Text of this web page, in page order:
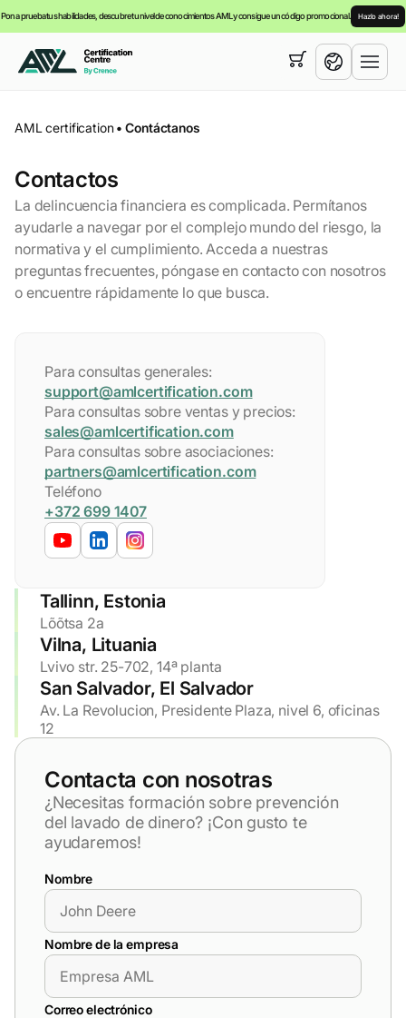
Pon a prueba tus habilidades, descubre tu nivel de conocimientos AML y consigue un código promocional. Hazlo ahora!
Su cesta está vacía,
puede consultar nuestra
AML certification•Contáctanos
Contactos
La delincuencia financiera es complicada. Permítanos
ayudarle a navegar por el complejo mundo del riesgo, la
normativa y el cumplimiento. Acceda a nuestras
preguntas frecuentes, póngase en contacto con nosotros
o encuentre rápidamente lo que busca.
Para consultas generales:
support@amlcertification.com
Para consultas sobre ventas y precios:
sales@amlcertification.com
Para consultas sobre asociaciones:
partners@amlcertification.com
Teléfono
+372 699 1407
Tallinn, Estonia
Lõõtsa 2a
Vilna, Lituania
Lvivo str. 25-702, 14ª planta
San Salvador, El Salvador
Av. La Revolucion, Presidente Plaza, nivel 6, oficinas
12
Contacta con nosotras
¿Necesitas formación sobre prevención
del lavado de dinero? ¡Con gusto te
ayudaremos!
Nombre
Nombre de la empresa
Correo electrónico